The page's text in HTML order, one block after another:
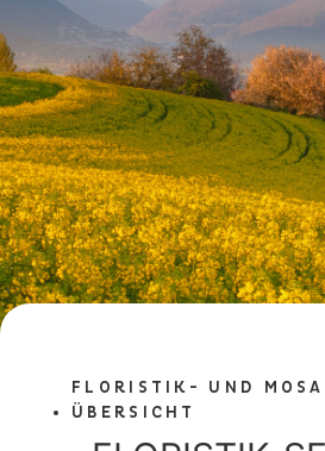
FLORISTIK- UND
ÜBERSICHT